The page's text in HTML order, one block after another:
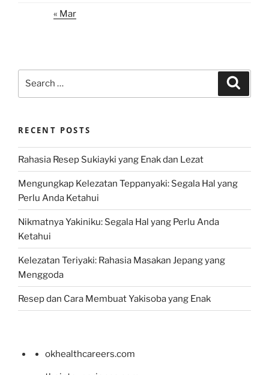
« Mar
RECENT POSTS
Rahasia Resep Sukiayki yang Enak dan Lezat
Mengungkap Kelezatan Teppanyaki: Segala Hal yang
Perlu Anda Ketahui
Nikmatnya Yakiniku: Segala Hal yang Perlu Anda
Ketahui
Kelezatan Teriyaki: Rahasia Masakan Jepang yang
Menggoda
Resep dan Cara Membuat Yakisoba yang Enak
okhealthcareers.com